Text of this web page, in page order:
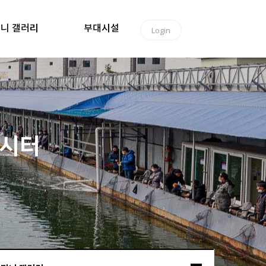
갤러리 부대시설 Login
터